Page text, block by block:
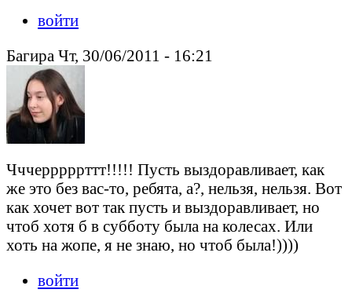
войти
Багира Чт, 30/06/2011 - 16:21
Чччерррррттт!!!!! Пусть выздоравливает, как
же это без вас-то, ребята, а?, нельзя, нельзя. Вот
как хочет вот так пусть и выздоравливает, но
чтоб хотя б в субботу была на колесах. Или
хоть на жопе, я не знаю, но чтоб была!))))
войти